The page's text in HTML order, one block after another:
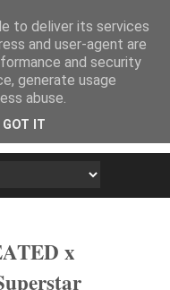
x
to deliver its services
and user-agent are
and security
generate usage
abuse.
GOT IT